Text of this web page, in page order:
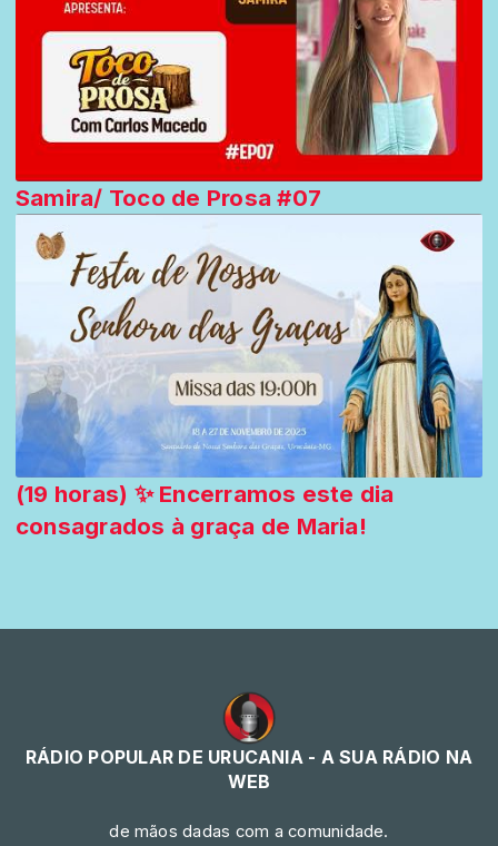
Samira/ Toco de Prosa #07
(19 horas) ✨ Encerramos este dia
consagrados à graça de Maria!
RÁDIO POPULAR DE URUCANIA - A SUA RÁDIO NA
WEB
de mãos dadas com a comunidade.